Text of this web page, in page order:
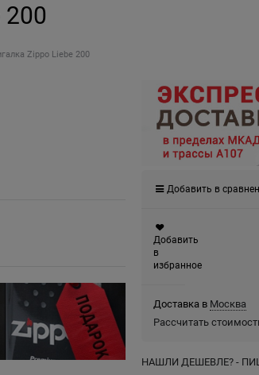
200
Zippo Liebe 200
Добавить в
Добавить
в
избранное
Доставка в Москва
Рассчитать
НАШЛИ ДЕШЕВЛЕ? -